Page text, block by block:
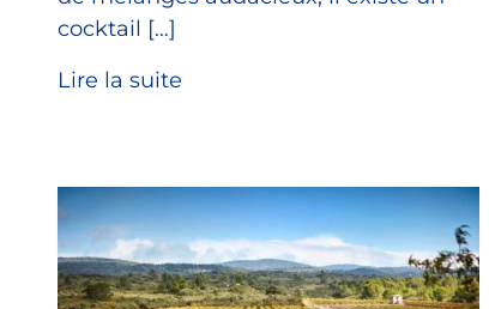
cocktail […]
Lire la suite